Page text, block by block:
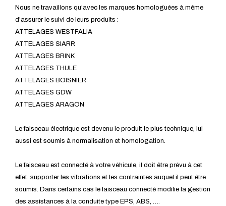
Nous ne travaillons qu’avec les marques homologuées à même
d’assurer le suivi de leurs produits :
ATTELAGES WESTFALIA
ATTELAGES SIARR
ATTELAGES BRINK
ATTELAGES THULE
ATTELAGES BOISNIER
ATTELAGES GDW
ATTELAGES ARAGON
Le faisceau électrique est devenu le produit le plus technique, lui
aussi est soumis à normalisation et homologation.
Le faisceau est connecté à votre véhicule, il doit être prévu à cet
effet, supporter les vibrations et les contraintes auquel il peut être
soumis. Dans certains cas le faisceau connecté modifie la gestion
des assistances à la conduite type EPS, ABS, ….